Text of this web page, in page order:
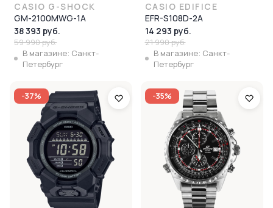
CASIO G-SHOCK
GM-2100MWG-1A
38 393 руб.
59 990 руб.
В магазине: Санкт-
Петербург
CASIO EDIFICE
EFR-S108D-2A
14 293 руб.
21 990 руб.
В магазине: Санкт-
Петербург
-37% -35%